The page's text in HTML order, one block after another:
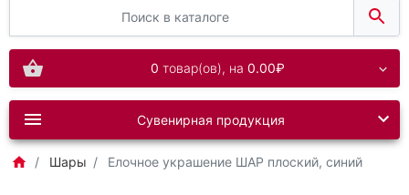
0 товар(ов), на 0.00₽
Сувенирная продукция
Шары Елочное украшение ШАР плоский, синий